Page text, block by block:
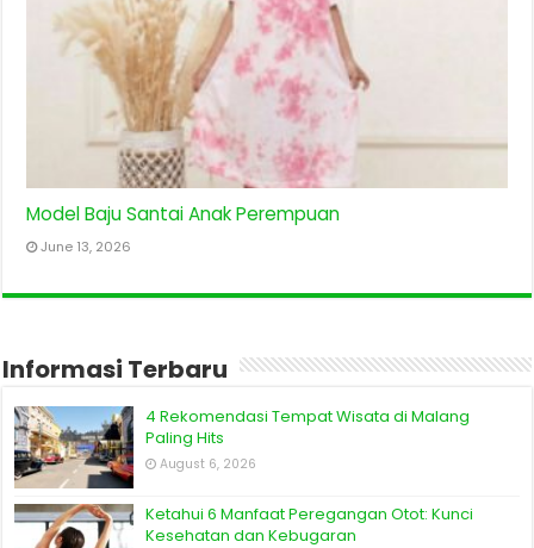
Model Baju Santai Anak Perempuan
June 13, 2026
Informasi Terbaru
4 Rekomendasi Tempat Wisata di Malang
Paling Hits
August 6, 2026
Ketahui 6 Manfaat Peregangan Otot: Kunci
Kesehatan dan Kebugaran